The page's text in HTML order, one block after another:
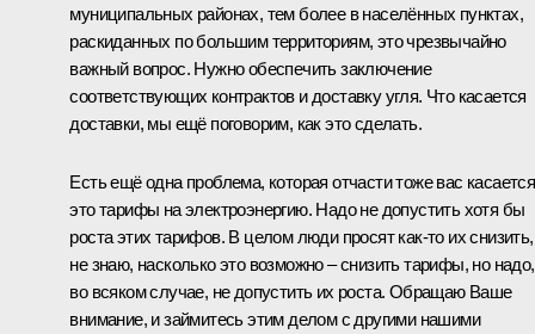
муниципальных районах, тем более в населённых пунктах,
раскиданных по большим территориям, это чрезвычайно
важный вопрос. Нужно обеспечить заключение
соответствующих контрактов и доставку угля. Что касается
доставки, мы ещё поговорим, как это сделать.
Есть ещё одна проблема, которая отчасти тоже вас
это тарифы на электроэнергию. Надо не допустить хотя бы
роста этих тарифов. В целом люди просят как‑то их
не знаю, насколько это возможно – снизить тарифы, но надо,
во всяком случае, не допустить их роста. Обращаю Ваше
внимание, и займитесь этим делом с другими нашими